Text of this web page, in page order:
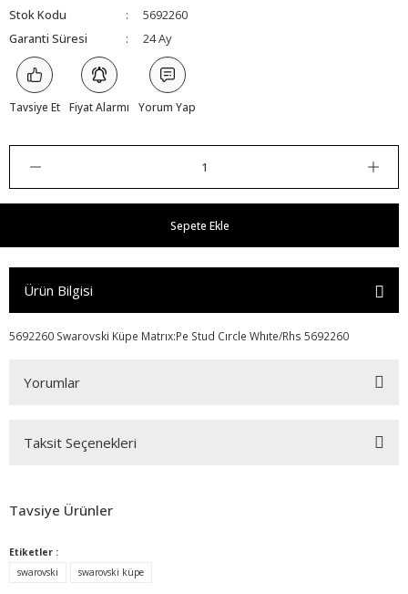
Stok Kodu
5692260
Garanti Süresi
24 Ay
Tavsiye Et Fiyat Alarmı Yorum Yap
Sepete Ekle
Ürün Bilgisi
5692260 Swarovski Küpe Matrıx:Pe Stud Cırcle Whıte/Rhs 5692260
Yorumlar
Taksit Seçenekleri
Tavsiye Ürünler
%30
Etiketler :
swarovski
swarovski küpe